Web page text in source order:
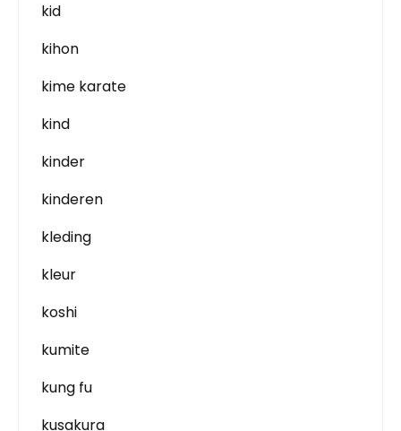
kid
kihon
kime karate
kind
kinder
kinderen
kleding
kleur
koshi
kumite
kung fu
kusakura